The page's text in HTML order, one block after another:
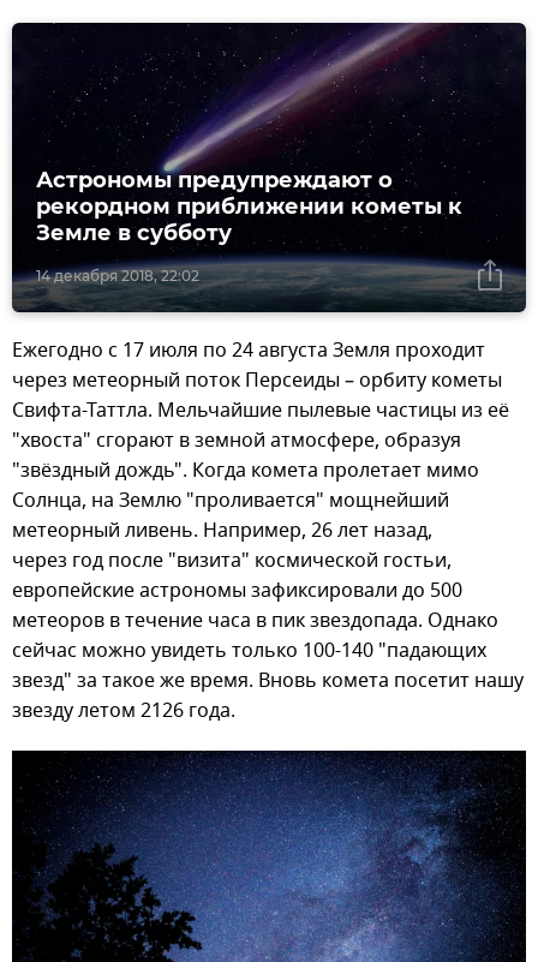
14 декабря 2018, 22:02
Астрономы предупреждают о
рекордном приближении кометы к
Земле в субботу
Ежегодно с 17 июля по 24 августа Земля проходит
через метеорный поток Персеиды – орбиту кометы
Свифта-Таттла. Мельчайшие пылевые частицы из её
"хвоста" сгорают в земной атмосфере, образуя
"звёздный дождь". Когда комета пролетает мимо
Солнца, на Землю "проливается" мощнейший
метеорный ливень. Например, 26 лет назад,
через год после "визита" космической гостьи,
европейские астрономы зафиксировали до 500
метеоров в течение часа в пик звездопада. Однако
сейчас можно увидеть только 100-140 "падающих
звезд" за такое же время. Вновь комета посетит нашу
звезду летом 2126 года.